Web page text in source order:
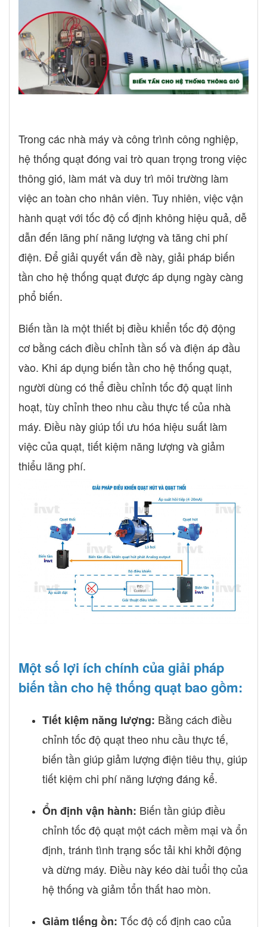
Trong các nhà máy và công trình công nghiệp,
hệ thống quạt đóng vai trò quan trọng trong việc
thông gió, làm mát và duy trì môi trường làm
việc an toàn cho nhân viên. Tuy nhiên, việc vận
hành quạt với tốc độ cố định không hiệu quả, dễ
dẫn đến lãng phí năng lượng và tăng chi phí
điện. Để giải quyết vấn đề này, giải pháp biến
tần cho hệ thống quạt được áp dụng ngày càng
phổ biến.
Biến tần là một thiết bị điều khiển tốc độ động
cơ bằng cách điều chỉnh tần số và điện áp đầu
vào. Khi áp dụng biến tần cho hệ thống quạt,
người dùng có thể điều chỉnh tốc độ quạt linh
hoạt, tùy chỉnh theo nhu cầu thực tế của nhà
máy. Điều này giúp tối ưu hóa hiệu suất làm
việc của quạt, tiết kiệm năng lượng và giảm
thiểu lãng phí.
Một số lợi ích chính của giải pháp
biến tần cho hệ thống quạt bao gồm:
Tiết kiệm năng lượng: Bằng cách điều
chỉnh tốc độ quạt theo nhu cầu thực tế,
biến tần giúp giảm lượng điện tiêu thụ, giúp
tiết kiệm chi phí năng lượng đáng kể.
Ổn định vận hành: Biến tần giúp điều
chỉnh tốc độ quạt một cách mềm mại và ổn
định, tránh tình trạng sốc tải khi khởi động
và dừng máy. Điều này kéo dài tuổi thọ của
hệ thống và giảm tổn thất hao mòn.
Giảm tiếng ồn: Tốc độ cố định cao của